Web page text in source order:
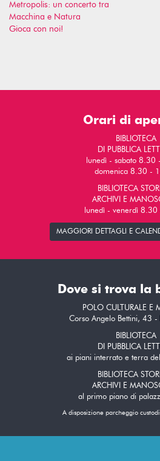
Metropolis: un concerto tra
Macchina e Natura
Gioca con noi!
Orari di
BIBLIOTECA
DI PUBBLICA
lunedì - sabato 8.30
domenica 8.30 -
BIBLIOTECA
ARCHIVI E
lunedì - venerdì
MAGGIORI DETTAGLI E
Dove si trova la
POLO CULTURALE E
Corso Angelo Bettini, 43 -
BIBLIOTECA
DI PUBBLICA
ai piani interrato e terra
BIBLIOTECA
ARCHIVI E
al primo piano di
A disposizione parcheggio